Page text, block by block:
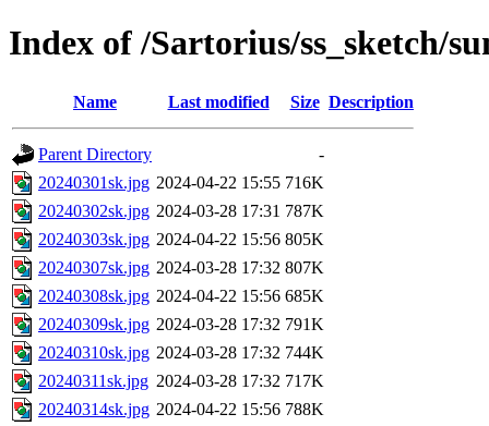
Index of /Sartorius/ss_sketch/
Name Last modified Size Description
Parent Directory
-
20240301sk.jpg 2024-04-22 15:55 716K
20240302sk.jpg 2024-03-28 17:31 787K
20240303sk.jpg 2024-04-22 15:56 805K
20240307sk.jpg 2024-03-28 17:32 807K
20240308sk.jpg 2024-04-22 15:56 685K
20240309sk.jpg 2024-03-28 17:32 791K
20240310sk.jpg 2024-03-28 17:32 744K
20240311sk.jpg 2024-03-28 17:32 717K
20240314sk.jpg 2024-04-22 15:56 788K